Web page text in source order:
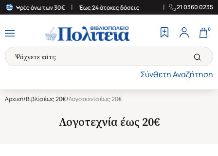
άνω των 30€ | Έως 24 άτοκες δόσεις Δωρεάν Μεταφορικά
21 0360 0235
Σύνθετη Αναζήτηση
0
Αρχική/Βιβλία έως 20€/Λογοτεχνία έως 20€
Λογοτεχνία έως 20€